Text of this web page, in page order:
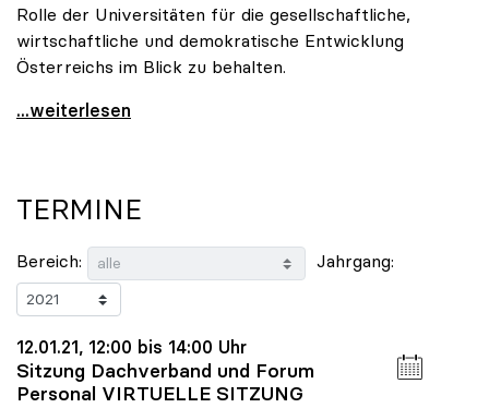
Rolle der Universitäten für die gesellschaftliche,
wirtschaftliche und demokratische Entwicklung
Österreichs im Blick zu behalten.
uniko zu Budgetverhandlungen: Universitäten sind
...weiterlesen
TERMINE
Bereich: Jahrgang:
12.01.21, 12:00 bis 14:00 Uhr
Sitzung Dachverband und Forum
Personal VIRTUELLE SITZUNG